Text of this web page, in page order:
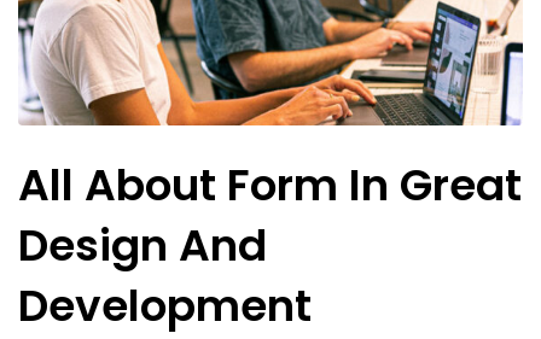
All About Form In Great
Design And
Development